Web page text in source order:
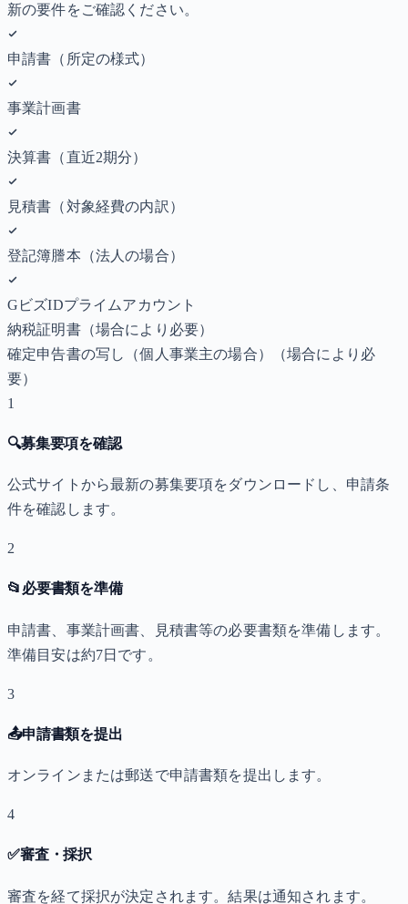
新の要件をご確認ください。
申請書（所定の様式）
事業計画書
決算書（直近2期分）
見積書（対象経費の内訳）
登記簿謄本（法人の場合）
GビズIDプライムアカウント
納税証明書（場合により必要）
確定申告書の写し（個人事業主の場合）
（場合により必
要）
1
🔍募集要項を確認
公式サイトから最新の募集要項をダウンロードし、申請条
件を確認します。
2
📂 必要書類を準備
申請書、事業計画書、見積書等の必要書類を準備します。
準備目安は約7日です。
3
📤申請書類を提出
オンラインまたは郵送で申請書類を提出します。
4
✅審査・採択
審査を経て採択が決定されます。結果は通知されます。